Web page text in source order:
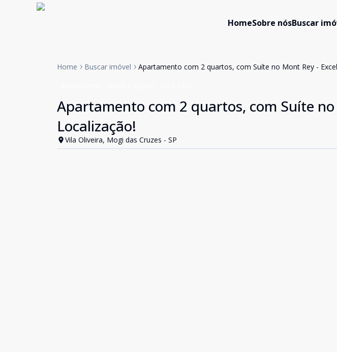
HomeSobre nósBuscar
Home Buscar imóvel Apartamento com 2 quartos, com Suíte no Mont Rey -
Apartamento com 2 quartos, com Suíte
Localização!
Vila Oliveira, Mogi das Cruzes - SP